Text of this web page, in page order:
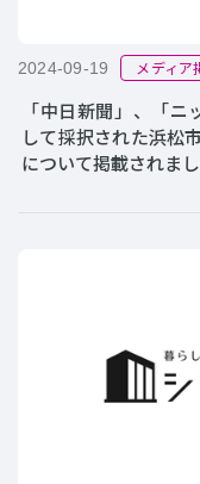
2024-09-19 メディア
「中日新聞」、「
して採択された浜松
について掲載されまし